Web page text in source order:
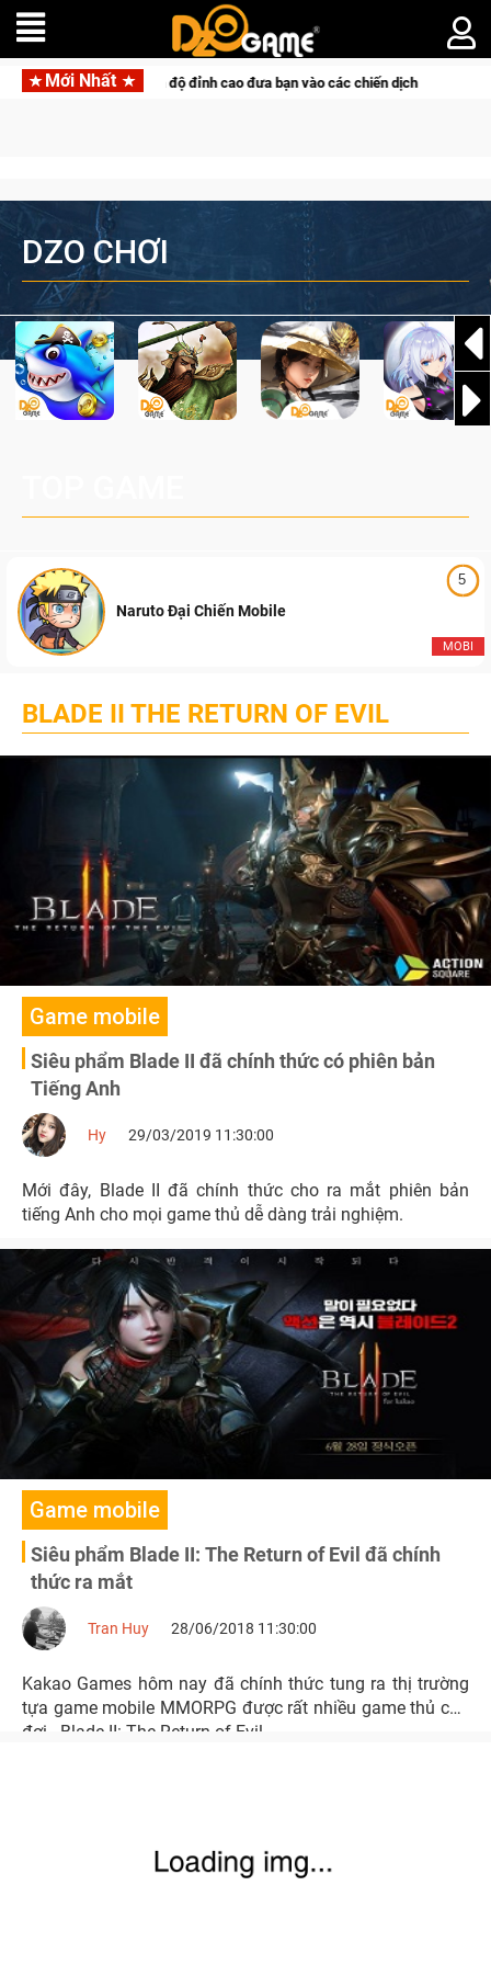
Mới Nhất
PvP tọa độ đỉnh cao đưa bạn vào các chiến dịch lịch sử khốc liệt
DZO CHƠI
5
MOBI
Naruto Đại Chiến Mobile
BLADE II THE RETURN OF EVIL
Game mobile
Siêu phẩm Blade II đã chính thức có phiên bản
Tiếng Anh
Hy 29/03/2019 11:30:00
Mới đây, Blade II đã chính thức cho ra mắt phiên bản
tiếng Anh cho mọi game thủ dễ dàng trải nghiệm.
Game mobile
Siêu phẩm Blade II: The Return of Evil đã chính
thức ra mắt
Tran Huy 28/06/2018 11:30:00
Kakao Games hôm nay đã chính thức tung ra thị trường
tựa game mobile MMORPG được rất nhiều game thủ chờ
đợi - Blade II: The Return of Evil.